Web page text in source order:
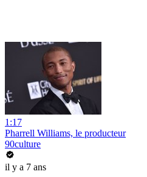
1:17
Pharrell Williams, le producteur
90culture
il y a 7 ans